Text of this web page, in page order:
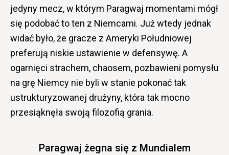
jedyny mecz, w którym Paragwaj momentami mógł
się podobać to ten z Niemcami. Już wtedy jednak
widać było, że gracze z Ameryki Południowej
preferują niskie ustawienie w defensywę. A
ogarnięci strachem, chaosem, pozbawieni pomysłu
na grę Niemcy nie byli w stanie pokonać tak
ustrukturyzowanej drużyny, która tak mocno
przesiąknęła swoją filozofią grania.
Paragwaj żegna się z Mundialem